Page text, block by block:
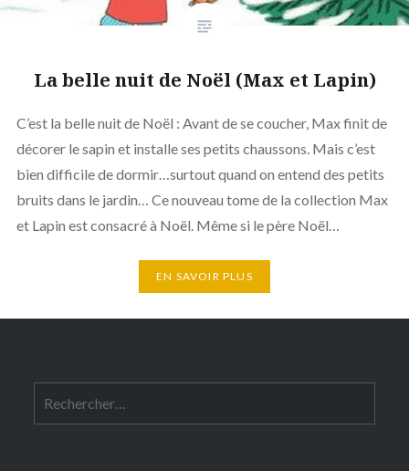
La belle nuit de Noël (Max et Lapin)
C’est la belle nuit de Noël : Avant de se coucher, Max finit de
décorer le sapin et installe ses petits chaussons. Mais c’est
bien difficile de dormir…surtout quand on entend des petits
bruits dans le jardin… Ce nouveau tome de la collection Max
et Lapin est consacré à Noël. Même si le père Noël…
EN SAVOIR PLUS